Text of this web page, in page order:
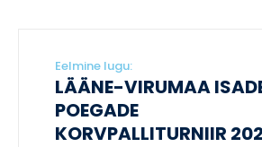
Eelmine lugu:
LÄÄNE-VIRUMAA
POEGADE
KORVPALLITURNIIR